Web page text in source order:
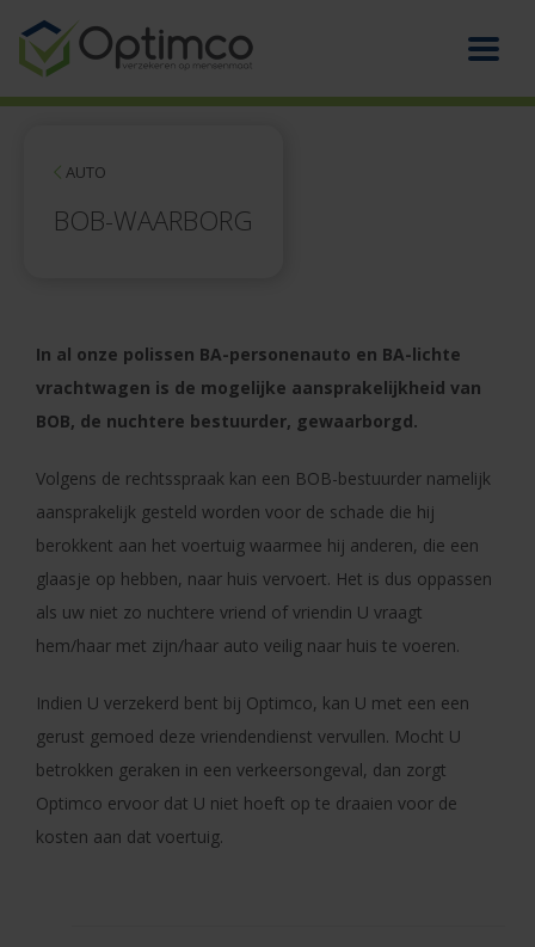
AUTO
BOB-WAARBORG
In al onze polissen BA-personenauto en BA-lichte
vrachtwagen is de mogelijke aansprakelijkheid van
BOB, de nuchtere bestuurder, gewaarborgd.
Volgens de rechtsspraak kan een BOB-bestuurder namelijk
aansprakelijk gesteld worden voor de schade die hij
berokkent aan het voertuig waarmee hij anderen, die een
glaasje op hebben, naar huis vervoert. Het is dus oppassen
als uw niet zo nuchtere vriend of vriendin U vraagt
hem/haar met zijn/haar auto veilig naar huis te voeren.
Indien U verzekerd bent bij Optimco, kan U met een een
gerust gemoed deze vriendendienst vervullen. Mocht U
betrokken geraken in een verkeersongeval, dan zorgt
Optimco ervoor dat U niet hoeft op te draaien voor de
kosten aan dat voertuig.